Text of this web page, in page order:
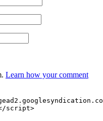
Learn how your comment
script>